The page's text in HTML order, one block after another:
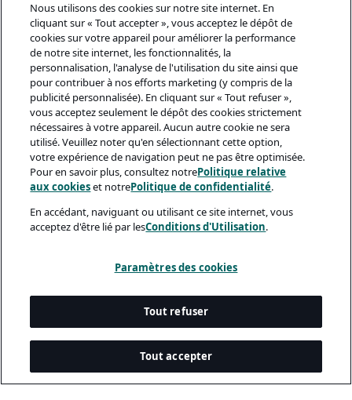
Nous utilisons des cookies sur notre site internet. En
cliquant sur « Tout accepter », vous acceptez le dépôt de
cookies sur votre appareil pour améliorer la performance
de notre site internet, les fonctionnalités, la
personnalisation, l'analyse de l'utilisation du site ainsi que
pour contribuer à nos efforts marketing (y compris de la
publicité personnalisée). En cliquant sur « Tout refuser »,
vous acceptez seulement le dépôt des cookies strictement
nécessaires à votre appareil. Aucun autre cookie ne sera
utilisé. Veuillez noter qu'en sélectionnant cette option,
votre expérience de navigation peut ne pas être optimisée.
Pour en savoir plus, consultez notrePolitique relative
aux cookieset notrePolitique de confidentialité.
En accédant, naviguant ou utilisant ce site internet, vous
acceptez d'être lié par lesConditions d'Utilisation.
Paramètres des cookies
Tout refuser
Tout accepter